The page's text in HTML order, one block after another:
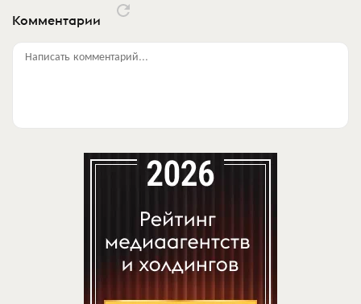
Комментарии
Написать комментарий...